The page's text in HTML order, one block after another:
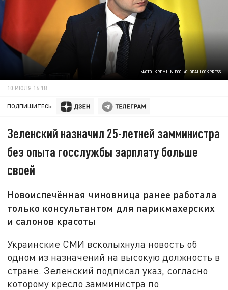
ФОТО: KREMLIN POOL/GLOBALLOOKPRESS
10 ИЮЛЯ 16:18
ПОДПИШИТЕСЬ:
Зеленский назначил 25-летней замминистра
без опыта госслужбы зарплату больше
своей
Новоиспечённая чиновница ранее работала
только консультантом для парикмахерских
и салонов красоты
Украинские СМИ всколыхнула новость об
одном из назначений на высокую должность в
стране. Зеленский подписал указ, согласно
которому кресло замминистра по